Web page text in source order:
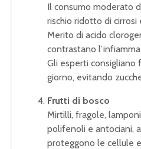
Il consumo moderato
rischio ridotto di
Merito di acido
contrastano
Gli esperti consigliano
giorno, evitando
Frutti di bosco
Mirtilli, fragole,
polifenoli e antociani,
proteggono le cellule